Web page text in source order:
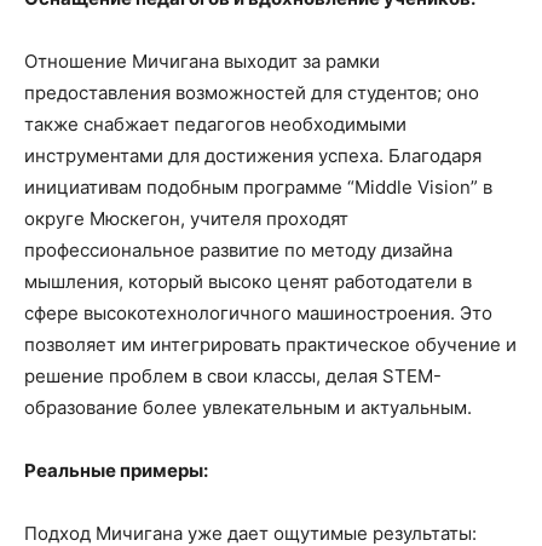
Отношение Мичигана выходит за рамки
предоставления возможностей для студентов; оно
также снабжает педагогов необходимыми
инструментами для достижения успеха. Благодаря
инициативам подобным программе “Middle Vision” в
округе Мюскегон, учителя проходят
профессиональное развитие по методу дизайна
мышления, который высоко ценят работодатели в
сфере высокотехнологичного машиностроения. Это
позволяет им интегрировать практическое обучение и
решение проблем в свои классы, делая STEM-
образование более увлекательным и актуальным.
Реальные примеры:
Подход Мичигана уже дает ощутимые результаты: